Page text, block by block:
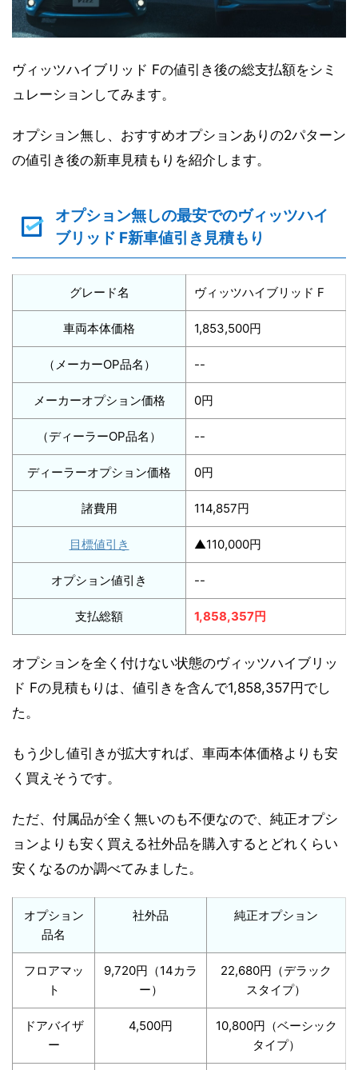
ヴィッツハイブリッド Fの値引き後の総支払額をシミ
ュレーションしてみます。
オプション無し、おすすめオプションありの2パターン
の値引き後の新車見積もりを紹介します。
オプション無しの最安でのヴィッツハイ
ブリッド F新車値引き見積もり
グレード名 ヴィッツハイブリッド F
車両本体価格 1,853,500円
（メーカーOP品名） --
メーカーオプション価格 0円
（ディーラーOP品名） --
ディーラーオプション価格 0円
諸費用 114,857円
目標値引き ▲110,000円
オプション値引き --
支払総額 1,858,357円
オプションを全く付けない状態のヴィッツハイブリッ
ド Fの見積もりは、値引きを含んで1,858,357円でし
た。
もう少し値引きが拡大すれば、車両本体価格よりも安
く買えそうです。
ただ、付属品が全く無いのも不便なので、純正オプシ
ョンよりも安く買える社外品を購入するとどれくらい
安くなるのか調べてみました。
オプション
品名
社外品 純正オプション
フロアマッ
ト
9,720円（14カラ
ー）
22,680円（デラック
スタイプ）
ドアバイザ
ー
4,500円
10,800円（ベーシック
タイプ）